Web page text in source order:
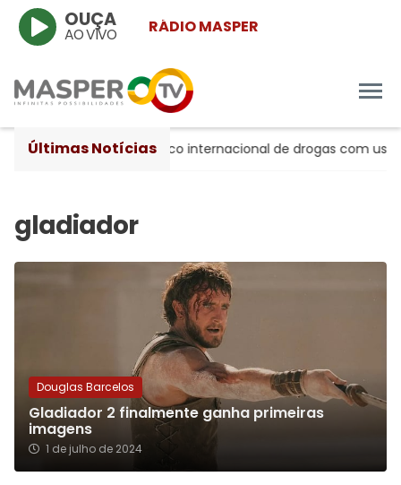
RÁDIO MASPER
OUÇA
AO VIVO
Últimas Notícias
grupo suspeito de tráfico internacional de drogas com uso
Douglas Barcelos
Gladiador 2 finalmente ganha primeiras
imagens
1 de julho de 2024